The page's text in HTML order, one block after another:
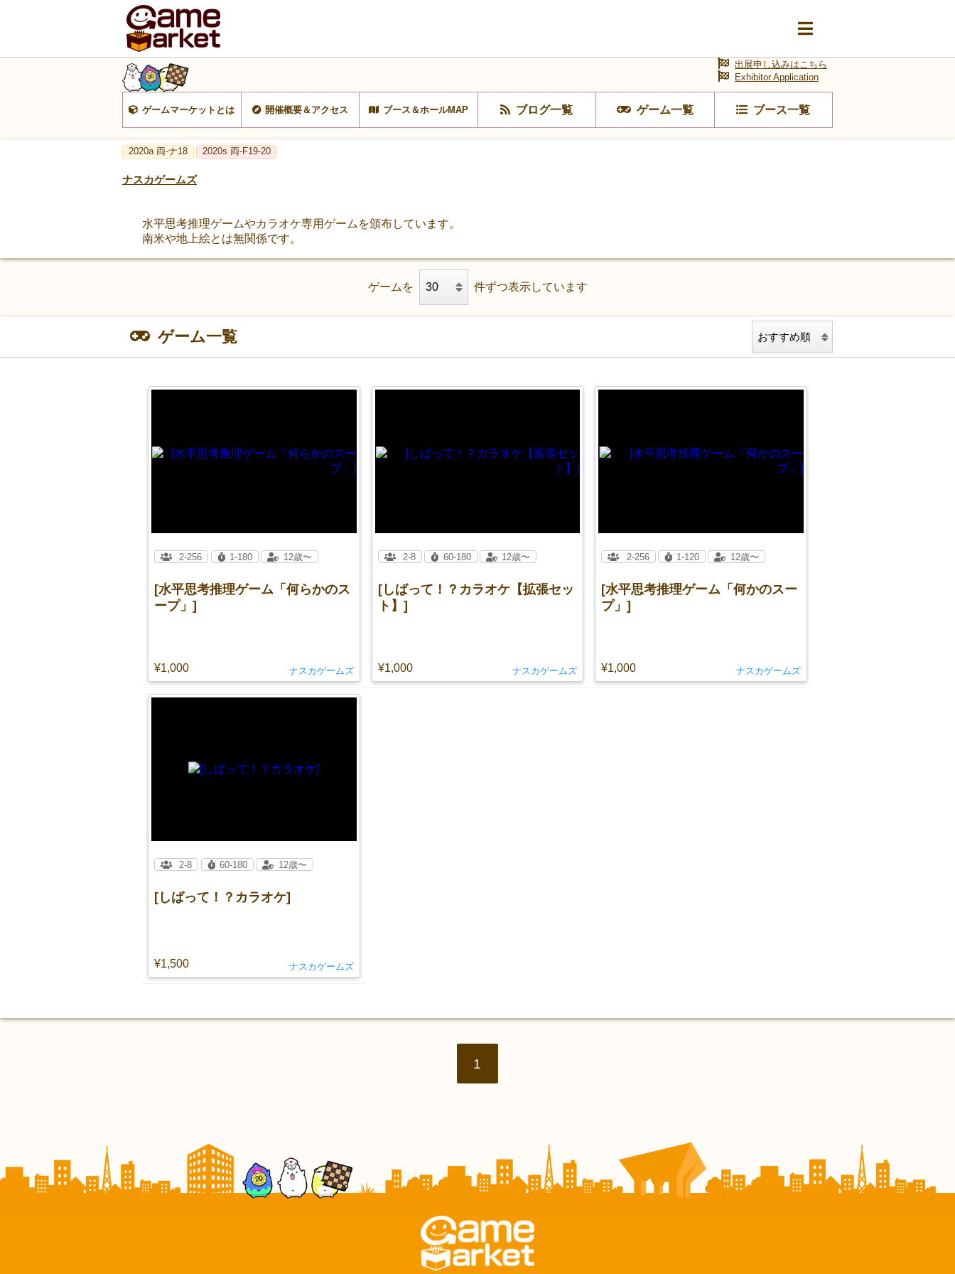
ゲームマーケットとは 開催概要＆アクセス ブース＆ホールMAP ブログ一覧 ゲーム一覧 ブース一覧
出展申し込みはこちら
Exhibitor Application
2020a 両-ナ18 2020s 両-F19-20
ナスカゲームズ
水平思考推理ゲームやカラオケ専用ゲームを頒布しています。
南米や地上絵とは無関係です。
ゲームを 件ずつ表示しています
ゲーム一覧
[水平思考推理ゲーム「何らかのス
ープ」]
¥1,000
2-256 1-180 12歳〜
ナスカゲームズ
[しばって！？カラオケ【拡張セッ
ト】]
¥1,000
2-8 60-180 12歳〜
ナスカゲームズ
[水平思考推理ゲーム「何かのスー
プ」]
¥1,000
2-256 1-120 12歳〜
ナスカゲームズ
[しばって！？カラオケ]
¥1,500
2-8 60-180 12歳〜
ナスカゲームズ
1